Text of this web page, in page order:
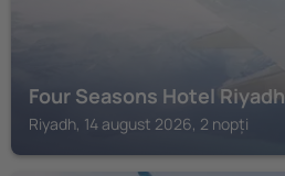
Four Seasons Hotel Riyadh
Riyadh, 14 august 2026, 2 nopți